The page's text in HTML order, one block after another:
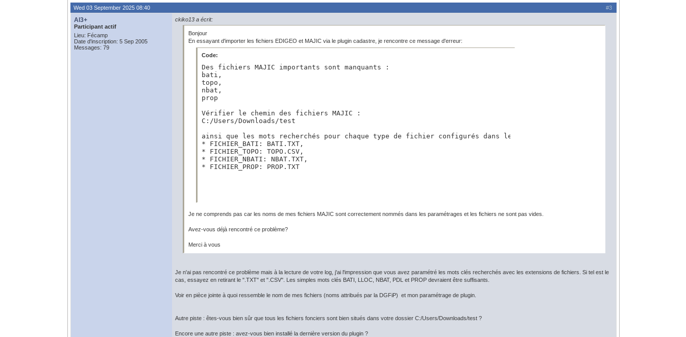
#3
Wed 03 September 2025 08:40
Al3+
Participant actif
Lieu: Fécamp
Date d'inscription: 5 Sep 2005
Messages: 79
ckiko13 a écrit:
Bonjour
En essayant d'importer les fichiers EDIGEO et MAJIC via le plugin cadastre, je rencontre ce message d'erreur:
Code:
Des fichiers MAJIC importants sont manquants :
bati,
topo,
nbat,
prop
Vérifier le chemin des fichiers MAJIC :
C:/Users/Downloads/test
ainsi que les mots recherchés pour chaque type de fichier configurés dans les options du plugin Cadastre :
* FICHIER_BATI: BATI.TXT,
* FICHIER_TOPO: TOPO.CSV,
* FICHIER_NBATI: NBAT.TXT,
* FICHIER_PROP: PROP.TXT
Je ne comprends pas car les noms de mes fichiers MAJIC sont correctement nommés dans les paramétrages et les fichiers ne sont pas vides.
Avez-vous déjà rencontré ce problème?
Merci à vous
Je n'ai pas rencontré ce problème mais à la lecture de votre log, j'ai l'impression que vous avez paramétré les mots clés recherchés avec les extensions de fichiers. Si tel est le
cas, essayez en retirant le ".TXT" et ".CSV". Les simples mots clés BATI, LLOC, NBAT, PDL et PROP devraient être suffisants.
Voir en pièce jointe à quoi ressemble le nom de mes fichiers (noms attribués par la DGFiP) et mon paramétrage de plugin.
Autre piste : êtes-vous bien sûr que tous les fichiers fonciers sont bien situés dans votre dossier C:/Users/Downloads/test ?
Encore une autre piste : avez-vous bien installé la dernière version du plugin ?